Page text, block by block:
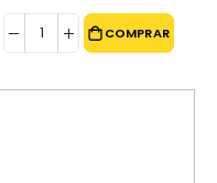
COMPRAR